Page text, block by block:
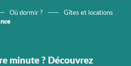
Où dormir ? Gîtes et locations
minute ? Découvrez